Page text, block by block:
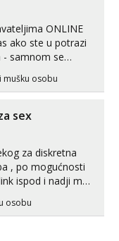
ONLINE
ako ste u potrazi
- samnom se
videopoziva, ili
radim i u paru i
uz slike i hot
pripremila ...
mušku osobu
sex
za diskretna
, po mogućnosti
osobu